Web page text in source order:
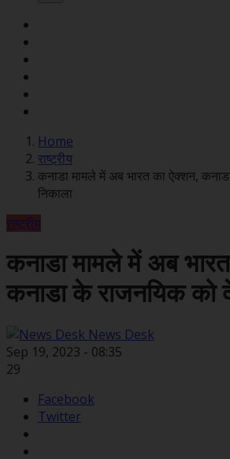
Home
राष्ट्रीय
कनाडा मामले में अब भारत का ऐक्शन,
निकाला
राष्ट्रीय
कनाडा मामले में अब
कनाडा के राजनयिक को
News Desk
Sep 19, 2023 - 08:35
29
Facebook
Twitter